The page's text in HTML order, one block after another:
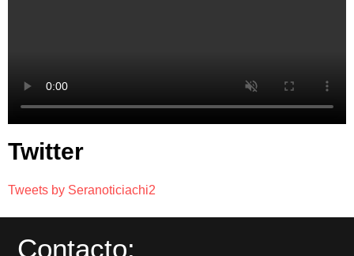
Twitter
Tweets by Seranoticiachi2
Contacto: